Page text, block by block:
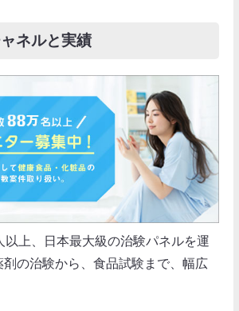
ネルと実績
以上、日本最大級の治験パネルを運
の治験から、食品試験まで、幅広